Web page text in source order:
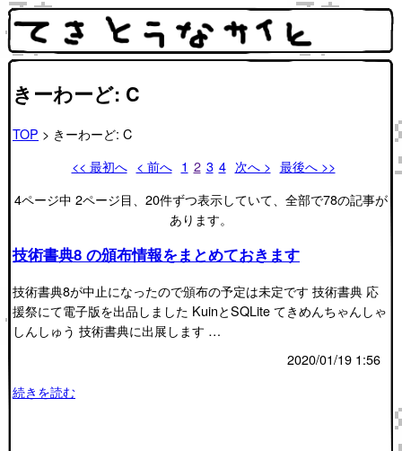
きーわーど: C
TOP > きーわーど: C
<< 最初へ < 前へ 1 2 3 4 次へ > 最後へ >>
4ページ中 2ページ目、20件ずつ表示していて、全部で78の記事が
あります。
技術書典8 の頒布情報をまとめておきます
技術書典8が中止になったので頒布の予定は未定です 技術書典 応
援祭にて電子版を出品しました KuinとSQLite てきめんちゃんしゃ
しんしゅう 技術書典に出展します …
2020/01/19 1:56
続きを読む